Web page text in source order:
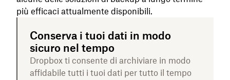
più efficaci attualmente disponibili.
Conserva i tuoi dati in modo
sicuro nel tempo
Dropbox ti consente di archiviare in modo
affidabile tutti i tuoi dati per tutto il tempo